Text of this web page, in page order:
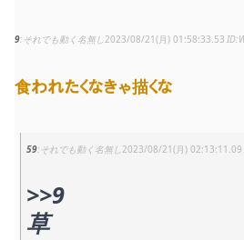
9 それでも動く名無し2023/08/21(月) 01:58:33.53
食われたくなきゃ描くな
59 それでも動く名無し2023/08/21(月) 02:13:11.09
>>9
草